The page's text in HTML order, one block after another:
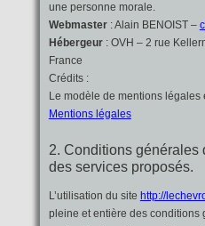
une personne morale.
Webmaster: Alain BENOIST –
Hébergeur: OVH – 2 rue
France
Crédits :
Le modèle de mentions
Mentions légales
2. Conditions générales
des services proposés.
L’utilisation du site http://
pleine et entière des conditions